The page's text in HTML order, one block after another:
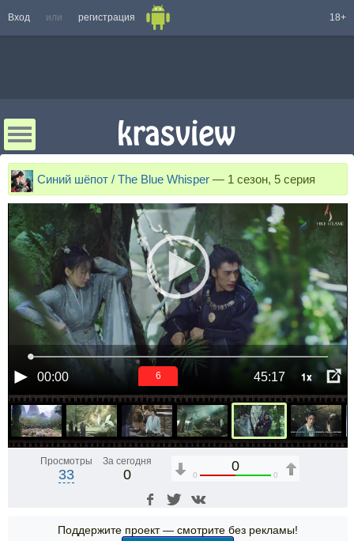
Вход или регистрация 18+
Синий шёпот / The Blue Whisper — 1 сезон, 5 серия
00:00 45:17 1x
6
Просмотры
33
За сегодня
0
0
0 0
Поддержите проект — смотрите без рекламы!